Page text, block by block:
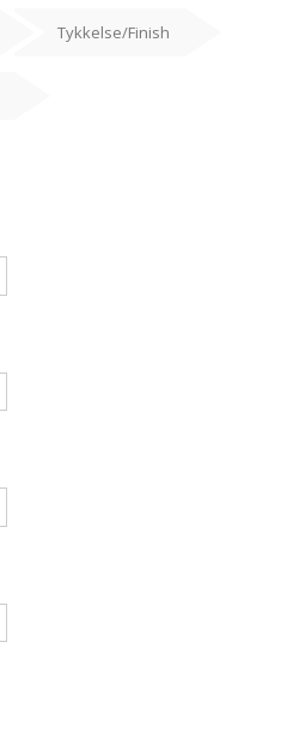
Tykkelse/Finish